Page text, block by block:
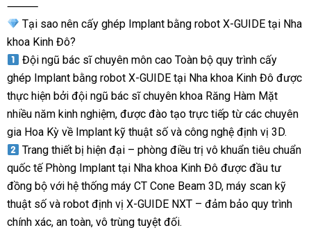
⸻
Tại sao nên cấy ghép Implant bằng robot X-GUIDE tại Nha
khoa Kinh Đô?
Đội ngũ bác sĩ chuyên môn cao Toàn bộ quy trình cấy
ghép Implant bằng robot X-GUIDE tại Nha khoa Kinh Đô được
thực hiện bởi đội ngũ bác sĩ chuyên khoa Răng Hàm Mặt
nhiều năm kinh nghiệm, được đào tạo trực tiếp từ các chuyên
gia Hoa Kỳ về Implant kỹ thuật số và công nghệ định vị 3D.
Trang thiết bị hiện đại – phòng điều trị vô khuẩn tiêu chuẩn
quốc tế Phòng Implant tại Nha khoa Kinh Đô được đầu tư
đồng bộ với hệ thống máy CT Cone Beam 3D, máy scan kỹ
thuật số và robot định vị X-GUIDE NXT – đảm bảo quy trình
chính xác, an toàn, vô trùng tuyệt đối.